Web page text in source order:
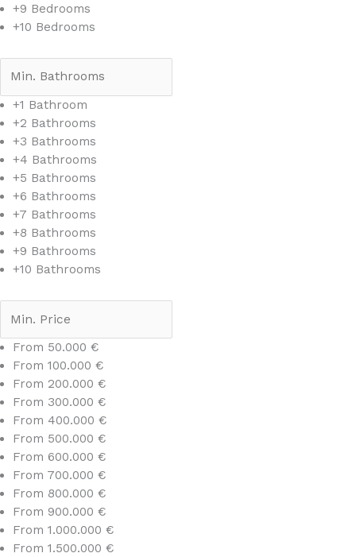
+9 Bedrooms
+10 Bedrooms
+1 Bathroom
+2 Bathrooms
+3 Bathrooms
+4 Bathrooms
+5 Bathrooms
+6 Bathrooms
+7 Bathrooms
+8 Bathrooms
+9 Bathrooms
+10 Bathrooms
From 50.000 €
From 100.000 €
From 200.000 €
From 300.000 €
From 400.000 €
From 500.000 €
From 600.000 €
From 700.000 €
From 800.000 €
From 900.000 €
From 1.000.000 €
From 1.500.000 €